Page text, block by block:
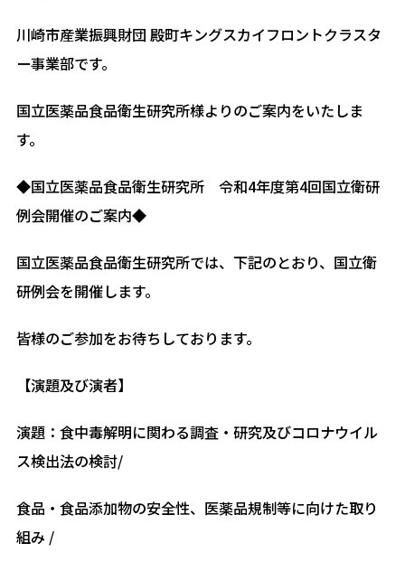
川崎市産業振興財団 殿町キングスカイフロントクラスタ
ー事業部です。
国立医薬品食品衛生研究所様よりのご案内をいたしま
す。
◆国立医薬品食品衛生研究所 令和4年度第4回国立衛研
例会開催のご案内◆
国立医薬品食品衛生研究所では、下記のとおり、国立衛
研例会を開催します。
皆様のご参加をお待ちしております。
【演題及び演者】
演題：⾷中毒解明に関わる調査・研究及びコロナウイル
ス検出法の検討/
食品・食品添加物の安全性、医薬品規制等に向けた取り
組み /